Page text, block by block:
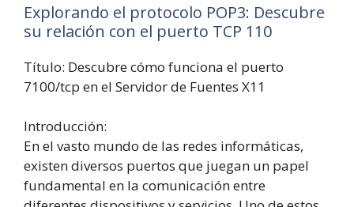
Explorando el protocolo POP3: Descubre
su relación con el puerto TCP 110
Título: Descubre cómo funciona el puerto
7100/tcp en el Servidor de Fuentes X11
Introducción:
En el vasto mundo de las redes informáticas,
existen diversos puertos que juegan un papel
fundamental en la comunicación entre